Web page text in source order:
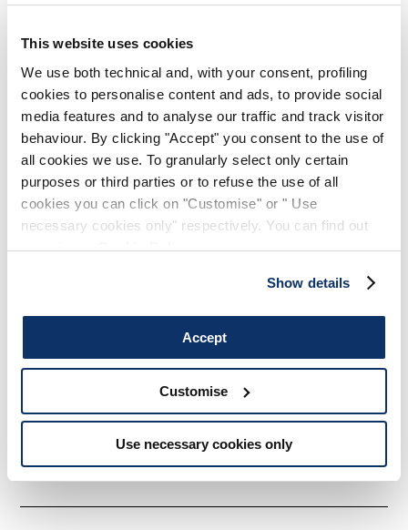
This website uses cookies
We use both technical and, with your consent, profiling
cookies to personalise content and ads, to provide social
media features and to analyse our traffic and track visitor
behaviour. By clicking "Accept" you consent to the use of
all cookies we use. To granularly select only certain
purposes or third parties or to refuse the use of all
cookies you can click on "Customise" or " Use
necessary cookies only" respectively. You can find out
more in ourCookie Policy.
Show details
Accept
Customise
Use necessary cookies only
NOTES DE STYLE
Le classique col rond blanc en coton trouve de nouvelles
expressions dans le tricot Bloat. Sa particularité réside dans
la confection avec des jours de différentes dimensions et
formes, positionnés en diverses parties du vêtement pour
créer des motifs originaux et des effets voir-sans-voir
Col rond à côtes. Épaules tombantes. Manche longue avec
• Mélange coton, poids léger, main souple.
DÉTAILS PRODUIT